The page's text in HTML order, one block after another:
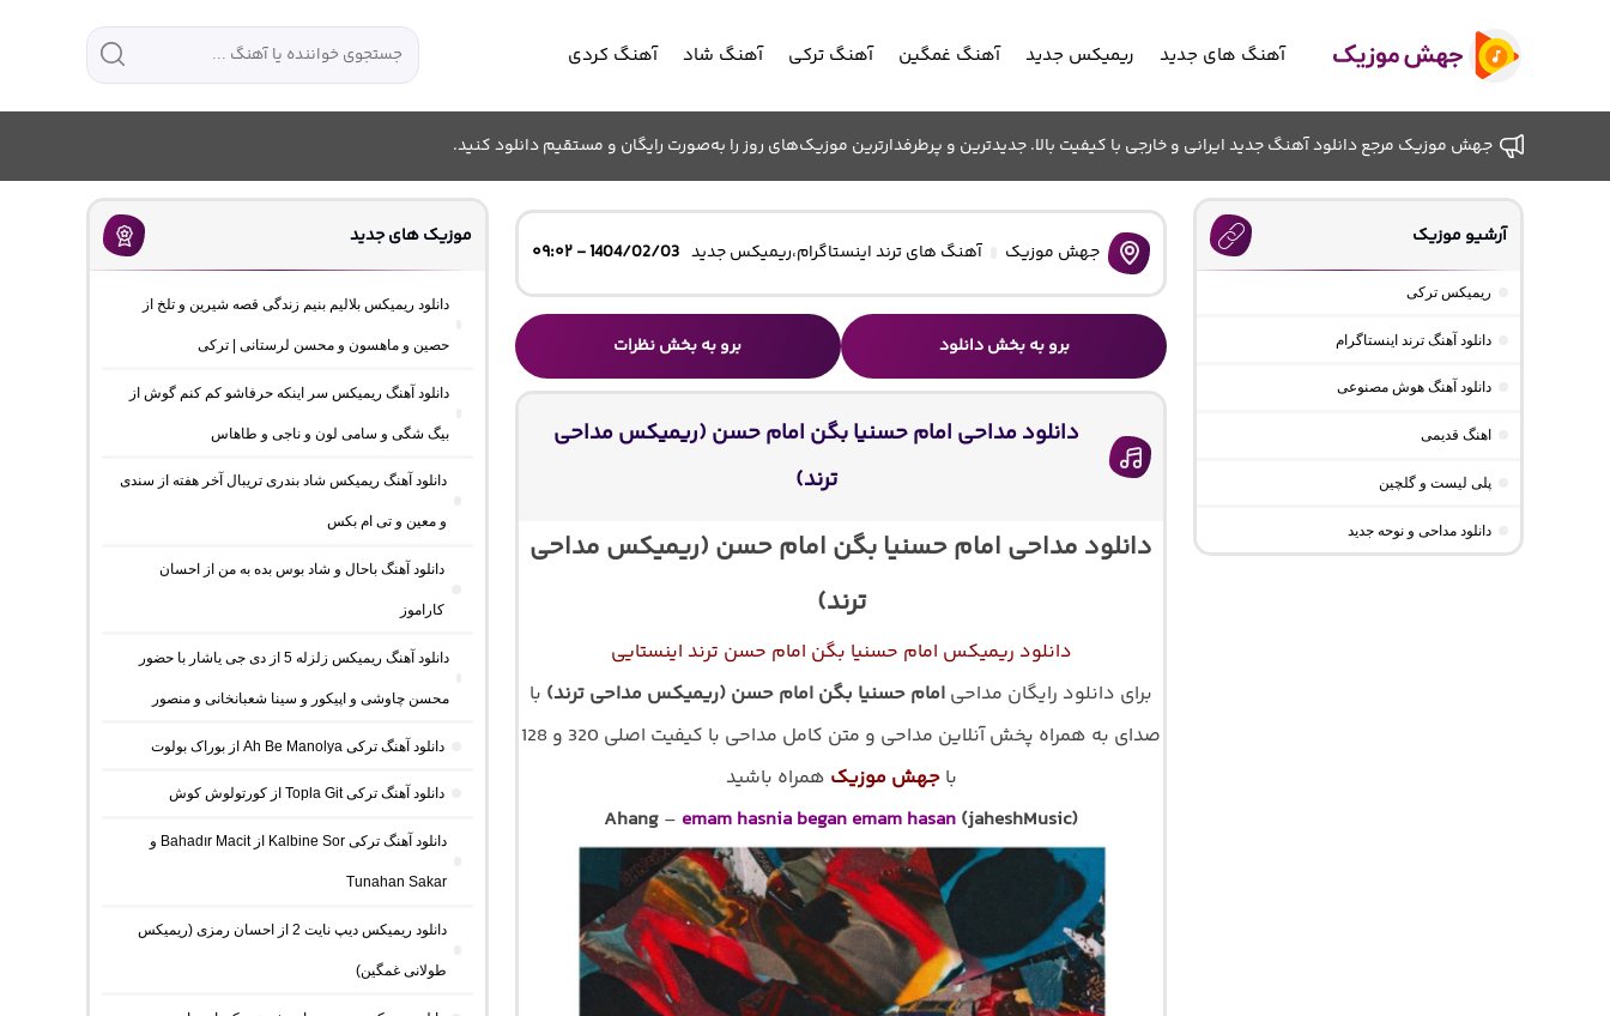
آهنگ های جدید ریمیکس جدید آهنگ غمگین آهنگ ترکی آهنگ شاد آهنگ کردی
جهش موزیک مرجع دانلود آهنگ جدید ایرانی و خارجی با کیفیت بالا. جدیدترین و پرطرفدارترین موزیک‌های روز را به‌صورت رایگان و مستقیم دانلود کنید.
جهش موزیک آهنگ های ترند اینستاگرام،ریمیکس جدید 1404/02/03 - ۰۹:۰۲
برو به بخش دانلود برو به بخش نظرات
دانلود مداحی امام حسنیا بگن امام حسن (ریمیکس مداحی
ترند)
دانلود مداحی امام حسنیا بگن امام حسن (ریمیکس مداحی
ترند)
دانلود ریمیکس امام حسنیا بگن امام حسن ترند اینستایی
برای دانلود رایگان مداحی امام حسنیا بگن امام حسن (ریمیکس مداحی ترند) با
صدای
به همراه پخش آنلاین مداحی و متن کامل مداحی با کیفیت اصلی 320 و 128
باجهش موزیک همراه باشید
Ahang – emam hasnia began emam hasan (jaheshMusic)
آرشیو موزیک
ریمیکس ترکی
دانلود آهنگ ترند اینستاگرام
دانلود آهنگ هوش مصنوعی
اهنگ قدیمی
پلی لیست و گلچین
دانلود مداحی و نوحه جدید
موزیک های جدید
دانلود ریمیکس بلالیم بنیم زندگی قصه شیرین و تلخ از
حصین و ماهسون و محسن لرستانی | ترکی
دانلود آهنگ ریمیکس سر اینکه حرفاشو کم کنم گوش از
بیگ شگی و سامی لون و ناجی و طاهاس
دانلود آهنگ ریمیکس شاد بندری تریبال آخر هفته از سندی
و معین و تی ام بکس
دانلود آهنگ باحال و شاد بوس بده به من از احسان
کاراموز
دانلود آهنگ ریمیکس زلزله 5 از دی جی یاشار با حضور
محسن چاوشی و اپیکور و سینا شعبانخانی و منصور
دانلود آهنگ ترکی Ah Be Manolya از بوراک بولوت
دانلود آهنگ ترکی Topla Git از کورتولوش کوش
دانلود آهنگ ترکی Kalbine Sor از Bahadır Macit و
Tunahan Sakar
دانلود ریمیکس دیپ نایت 2 از احسان رمزی (ریمیکس
طولانی غمگین)